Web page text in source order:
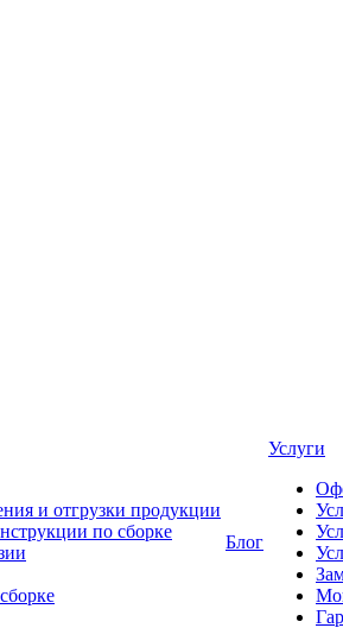
и отгрузки продукции
по сборке
Блог
Услуги